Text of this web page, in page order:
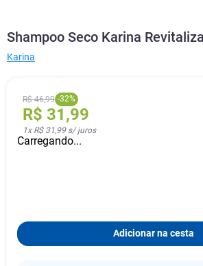
Shampoo Seco Karina
Karina
R$ 46,99 -32%
R$ 31,99
1x R$ 31,99s/ juros
Carregando...
Adicionar na cesta